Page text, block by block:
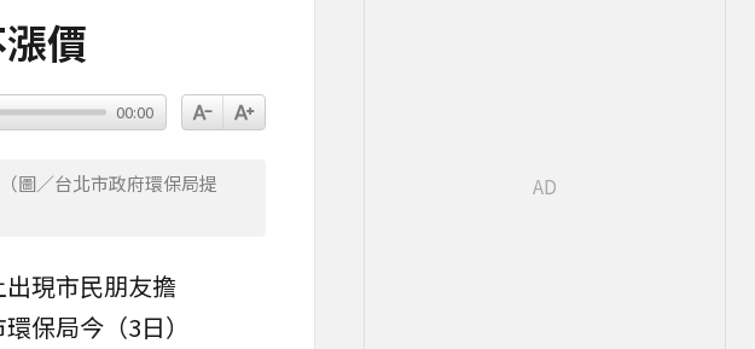
價
00:00
圖／台北市政府環保局提
現市民朋友擔
保局今（3日）